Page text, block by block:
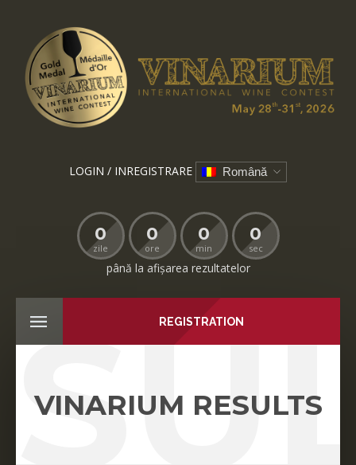
LOGIN / INREGISTRARE Română
0
zile
0
ore
0
min
0
sec
până la afișarea rezultatelor
REGISTRATION
VINARIUM RESULTS